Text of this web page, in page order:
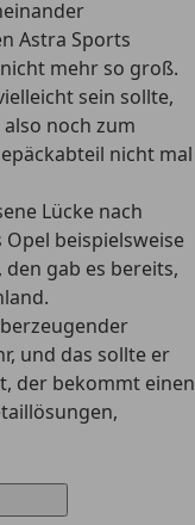
Astra Sports
mehr so groß.
sein sollte,
noch zum
nicht mal
Lücke nach
beispielsweise
gab es bereits,
und das sollte er
der bekommt einen